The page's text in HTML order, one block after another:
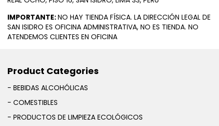
IMPORTANTE:NO HAY TIENDA FÍSICA. LA DIRECCIÓN LEGAL DE
SAN ISIDRO ES OFICINA ADMINISTRATIVA, NO ES TIENDA. NO
ATENDEMOS CLIENTES EN OFICINA
Product Categories
- BEBIDAS ALCOHÓLICAS
- COMESTIBLES
- PRODUCTOS DE LIMPIEZA ECOLÓGICOS